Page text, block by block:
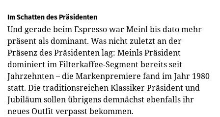
Im Schatten des Präsidenten
Und gerade beim Espresso war Meinl bis dato mehr
präsent als dominant. Was nicht zuletzt an der
Präsenz des Präsidenten lag: Meinls Präsident
dominiert im Filterkaffee-Segment bereits seit
Jahrzehnten – die Markenpremiere fand im Jahr 1980
statt. Die traditionsreichen Klassiker Präsident und
Jubiläum sollen übrigens demnächst ebenfalls ihr
neues Outfit verpasst bekommen.